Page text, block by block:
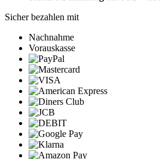
Sicher bezahlen mit
Nachnahme
Vorauskasse